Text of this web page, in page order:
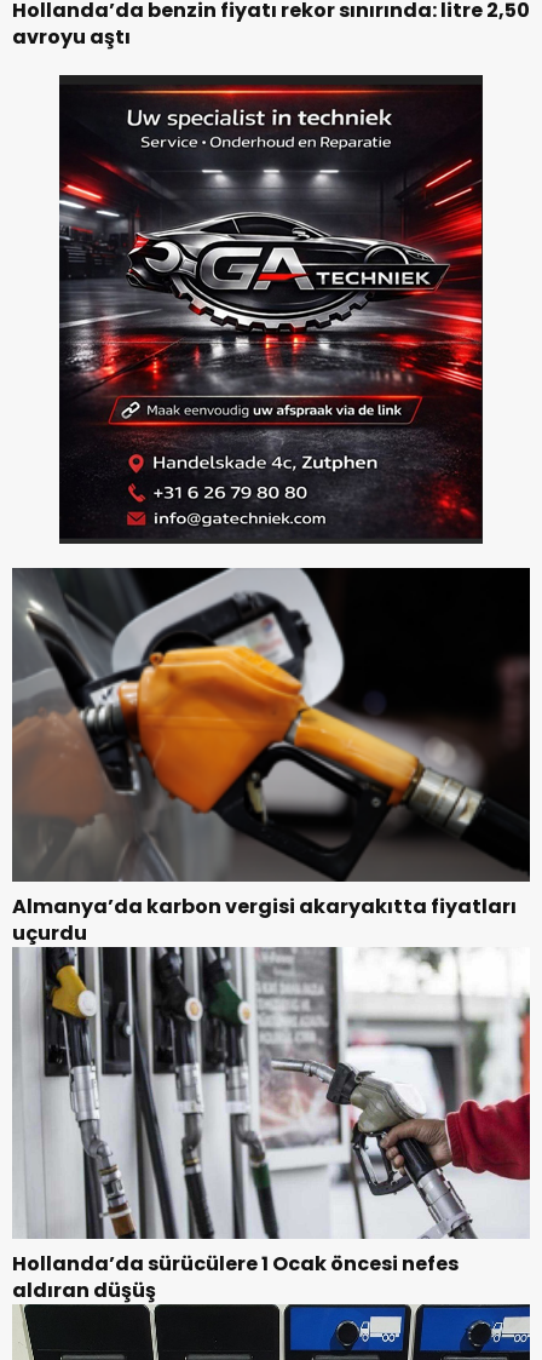
Hollanda’da benzin fiyatı rekor sınırında: litre 2,50
avroyu aştı
Almanya’da karbon vergisi akaryakıtta fiyatları
uçurdu
Hollanda’da sürücülere 1 Ocak öncesi nefes
aldıran düşüş